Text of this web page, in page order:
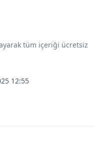
tüm içeriği ücretsiz
12:55